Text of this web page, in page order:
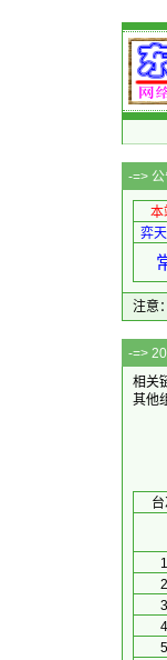
-=>
本
弈
注意
-=>
相关
其他
1
2
3
4
5